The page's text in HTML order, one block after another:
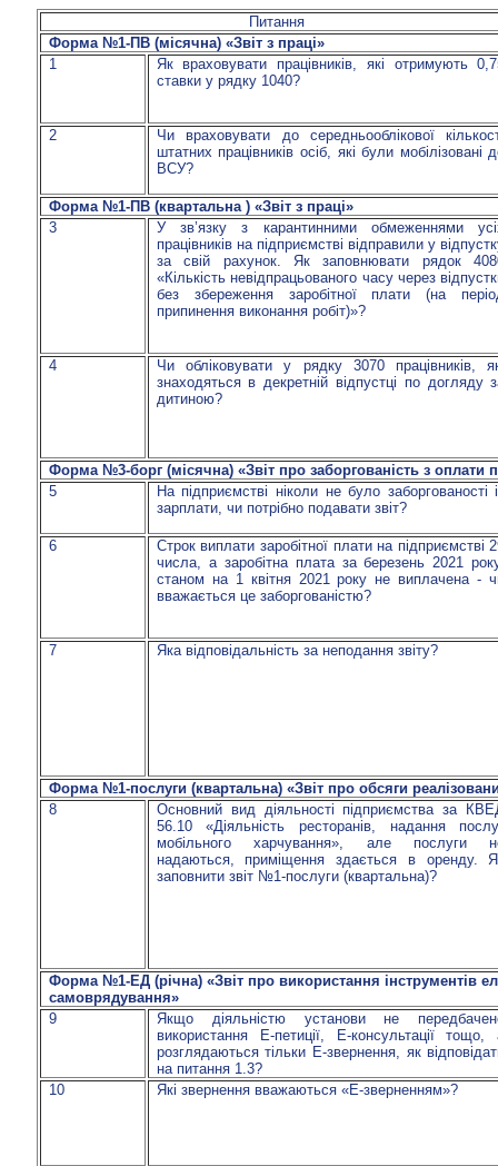
Питання
Форма №1-ПВ (місячна) «Звіт з праці»
1
Як враховувати працівників, які отримують
ставки у рядку 1040?
2
Чи враховувати до середньооблікової
штатних працівників осіб, які були мобілізовані
ВСУ?
Форма №1-ПВ (квартальна ) «Звіт з праці»
3
У зв’язку з карантинними обмеженнями
працівників на підприємстві відправили у
за свій рахунок. Як заповнювати рядок
«Кількість невідпрацьованого часу через
без збереження заробітної плати (на
припинення виконання робіт)»?
4
Чи обліковувати у рядку 3070 працівників,
знаходяться в декретній відпустці по догляду
дитиною?
Форма №3-борг (місячна) «Звіт про заборгованість з оплати
5
На підприємстві ніколи не було заборгованості
зарплати, чи потрібно подавати звіт?
6 Строк виплати заробітної плати на підприємстві
числа, а заробітна плата за березень 2021
станом на 1 квітня 2021 року не виплачена -
вважається це заборгованістю?
7 Яка відповідальність за неподання звіту?
Форма №1-послуги (квартальна) «Звіт про обсяги
8
Основний вид діяльності підприємства за
56.10 «Діяльність ресторанів, надання
мобільного харчування», але послуги
надаються, приміщення здається в оренду.
заповнити звіт №1-послуги (квартальна)?
Форма №1-ЕД (річна) «Звіт про використання інструментів
самоврядування»
9
Якщо діяльністю установи не
використання Е-петиції, Е-консультації тощо,
розглядаються тільки Е-звернення, як
на питання 1.3?
10
Які звернення вважаються «Е-зверненням»?